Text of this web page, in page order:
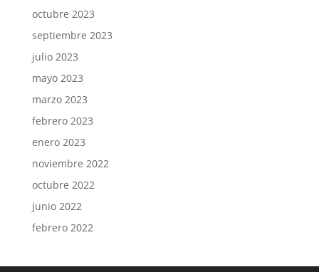
octubre 2023
septiembre 2023
julio 2023
mayo 2023
marzo 2023
febrero 2023
enero 2023
noviembre 2022
octubre 2022
junio 2022
febrero 2022